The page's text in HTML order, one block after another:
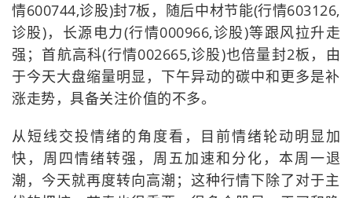
情600744,诊股)封7板，随后中材节能(行情603126,
诊股)，长源电力(行情000966,诊股)等跟风拉升走
强；首航高科(行情002665,诊股)也倍量封2板，由
于今天大盘缩量明显，下午异动的碳中和更多是补
涨走势，具备关注价值的不多。
从短线交投情绪的角度看，目前情绪轮动明显加
快，周四情绪转强，周五加速和分化，本周一退
潮，今天就再度转向高潮；这种行情下除了对于主